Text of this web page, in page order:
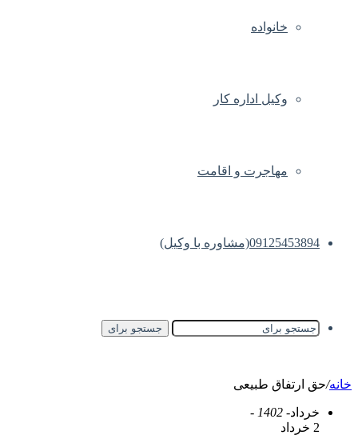
خانواده
وکیل اداره کار
مهاجرت و اقامت
09125453894(مشاوره با وکیل)
جستجو برای
خانه/حق ارتفاق طبیعی
خرداد- 1402 -
2 خرداد